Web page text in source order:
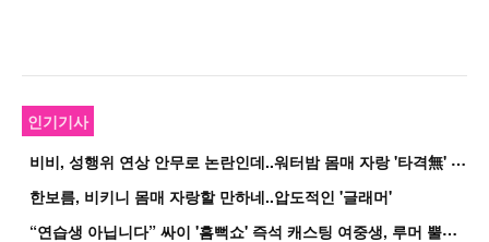
인기기사
비
비, 성행위 연상 안무로 논란인데..워터밤 몸매 자랑 '타격無' 근황
한보름, 비키니 몸매 자랑할 만하네..압도적인 '글래머'
“
연습생 아닙니다” 싸이 '흠뻑쇼' 즉석 캐스팅 여중생, 루머 뿔났다[Oh!쎈 이...